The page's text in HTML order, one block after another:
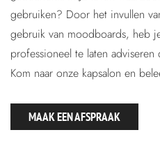
gebruiken? Door het invullen
gebruik van moodboards, heb
professioneel te laten
Kom naar onze kapsalon en
MAAK EEN AFSPRAAK